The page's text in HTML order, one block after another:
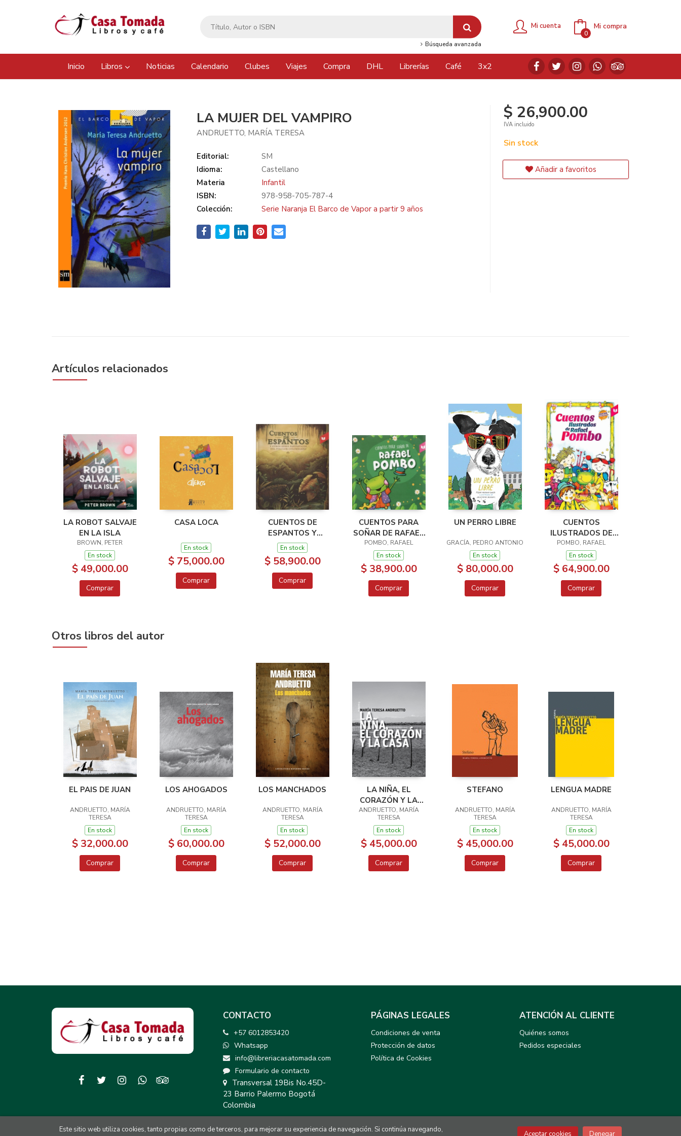
Búsqueda avanzada
Mi cuenta Mi compra
0
Inicio Libros Noticias Calendario Clubes Viajes Compra DHL Librerías Café 3x2
LA MUJER DEL VAMPIRO
ANDRUETTO, MARÍA TERESA
Editorial:
SM
Idioma:
Castellano
Materia
Infantil
ISBN:
978-958-705-787-4
Colección:
Serie Naranja El Barco de Vapor a partir 9 años
$ 26,900.00
IVA incluido
Sin stock
Añadir a favoritos
Artículos relacionados
LA ROBOT SALVAJE
EN LA ISLA
BROWN, PETER
En stock
$ 49,000.00
Comprar
CASA LOCA
En stock
$ 75,000.00
Comprar
CUENTOS DE
ESPANTOS Y
OTROS SERE
FANTÁSTICOS DEL
FOLCLOR
COLOMBIANO
En stock
$ 58,900.00
Comprar
CUENTOS PARA
SOÑAR DE RAFAEL
POMBO
POMBO, RAFAEL
En stock
$ 38,900.00
Comprar
UN PERRO LIBRE
GRACÍA, PEDRO ANTONIO
En stock
$ 80,000.00
Comprar
CUENTOS
ILUSTRADOS DE
RAFAEL POMBO
POMBO, RAFAEL
En stock
$ 64,900.00
Comprar
Otros libros del autor
EL PAIS DE JUAN
ANDRUETTO, MARÍA
TERESA
En stock
$ 32,000.00
Comprar
LOS AHOGADOS
ANDRUETTO, MARÍA
TERESA
En stock
$ 60,000.00
Comprar
LOS MANCHADOS
ANDRUETTO, MARÍA
TERESA
En stock
$ 52,000.00
Comprar
LA NIÑA, EL
CORAZÓN Y LA
CASA
ANDRUETTO, MARÍA
TERESA
En stock
$ 45,000.00
Comprar
STEFANO
ANDRUETTO, MARÍA
TERESA
En stock
$ 45,000.00
Comprar
LENGUA MADRE
ANDRUETTO, MARÍA
TERESA
En stock
$ 45,000.00
Comprar
CONTACTO
+57 6012853420
Whatsapp
info@libreriacasatomada.com
Formulario de contacto
Transversal 19Bis No.45D-
23 Barrio Palermo Bogotá
Colombia
PÁGINAS LEGALES
Condiciones de venta
Protección de datos
Política de Cookies
ATENCIÓN AL CLIENTE
Quiénes somos
Pedidos especiales
Este sitio web utiliza cookies, tanto propias como de terceros, para mejorar su experiencia de navegación. Si continúa navegando,
Aceptar cookies Denegar